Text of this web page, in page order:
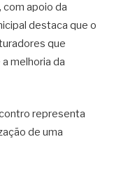
com apoio da
destaca que o
que
melhoria da
representa
de uma